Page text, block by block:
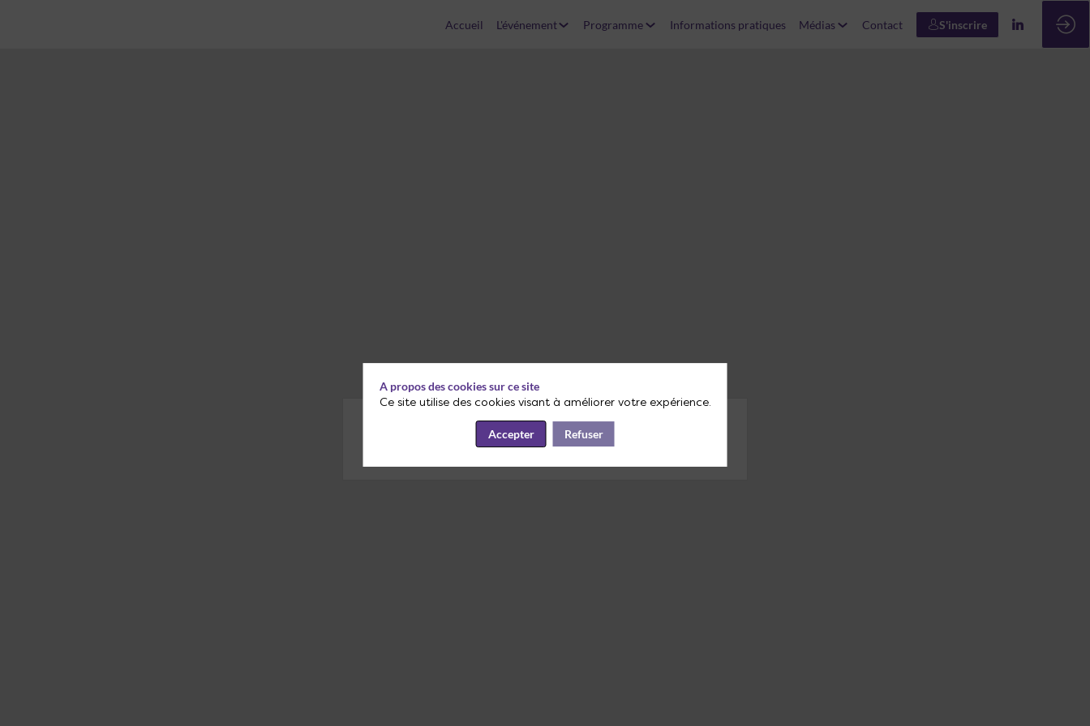
Accueil L'événement Programme Informations pratiques Médias Contact S'inscrire
Vous devez vous connecter pour voir ce contenu
Me connecter
A propos des cookies sur ce site
Ce site utilise des cookies visant à améliorer votre expérience.
Accepter Refuser